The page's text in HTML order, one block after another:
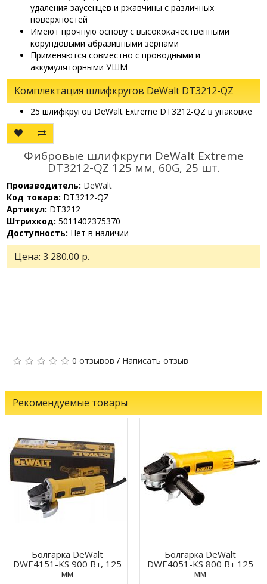
удаления заусенцев и ржавчины с различных
поверхностей
Имеют прочную основу с высококачественными
корундовыми абразивными зернами
Применяются совместно с проводными и
аккумуляторными УШМ
Комплектация шлифкругов DeWalt DT3212-QZ
25 шлифкругов DeWalt Extreme DT3212-QZ в упаковке
Фибровые шлифкруги DeWalt Extreme
DT3212-QZ 125 мм, 60G, 25 шт.
Производитель: DeWalt
Код товара: DT3212-QZ
Артикул: DT3212
Штрихкод: 5011402375370
Доступность: Нет в наличии
Цена: 3 280.00 р.
0 отзывов / Написать отзыв
Рекомендуемые товары
Болгарка DeWalt
DWE4151-KS 900 Вт, 125
мм
Болгарка DeWalt
DWE4051-KS 800 Вт 125
мм